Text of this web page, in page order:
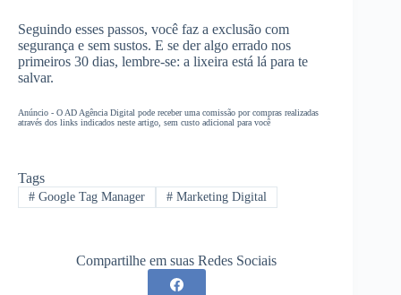
Seguindo esses passos, você faz a exclusão com
segurança e sem sustos. E se der algo errado nos
primeiros 30 dias, lembre-se: a lixeira está lá para te
salvar.
Anúncio - O AD Agência Digital pode receber uma comissão por compras realizadas
através dos links indicados neste artigo, sem custo adicional para você
Tags
#Google Tag Manager #Marketing Digital
Compartilhe em suas Redes Sociais